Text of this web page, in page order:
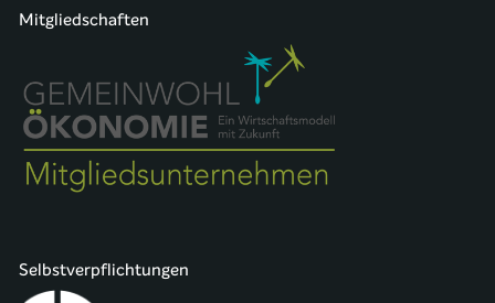
Mitgliedschaften
Selbstverpflichtungen